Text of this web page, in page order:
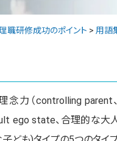
職研修成功のポイント > 用語
力（controlling parent
ego state、合理的な大